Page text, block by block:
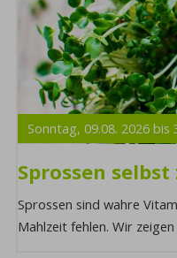
Sonntag,09.08. 2026 bis
Sprossen selbst
Sprossen sind wahre
Mahlzeit fehlen. Wir